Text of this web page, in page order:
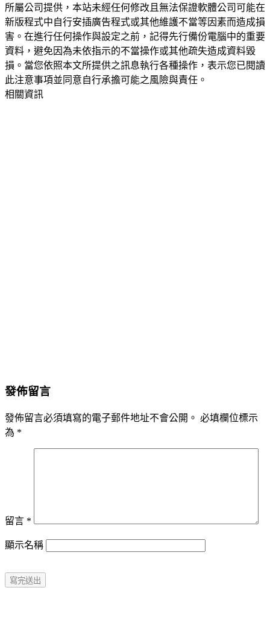
所屬公司提供，本站未經任何修改且無法保證軟體公司可能在
新版程式中自行安插廣告程式或其他維護不當等因素而造成損
害。在進行任何操作與設定之前，記得先行備份電腦中的重要
資料，避免因為未依指示的不當操作或其他疏失造成資料毀
損。當您依照本文所提供之訊息執行各種操作，表示您已閱讀
此注意事項並同意自行承擔可能之風險與責任。
相關資訊
發佈留言
發佈留言必須填寫的電子郵件地址不會公開。 必填欄位標示
為 *
留言 *
顯示名稱